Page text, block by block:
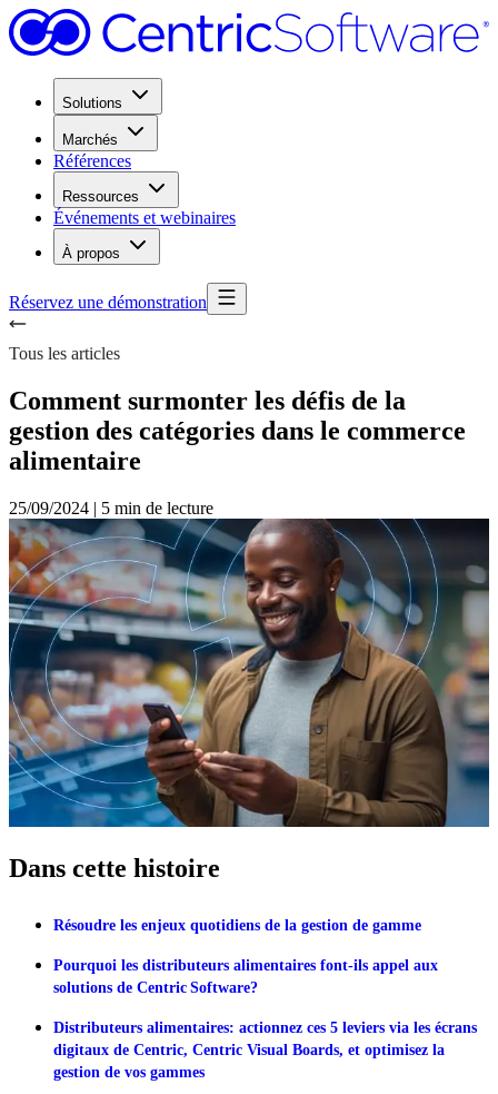
Solutions
Marchés
Références
Ressources
Événements et webinaires
À propos
Réservez une démonstration
Tous les articles
Comment surmonter les défis de la
gestion des catégories dans le commerce
alimentaire
25/09/2024 | 5 min de lecture
Dans cette histoire
Résoudre les enjeux quotidiens de la gestion de gamme
Pourquoi les distributeurs alimentaires font-ils appel aux
solutions de Centric Software?
Distributeurs alimentaires: actionnez ces 5 leviers via les écrans
digitaux de Centric, Centric Visual Boards, et optimisez la
gestion de vos gammes